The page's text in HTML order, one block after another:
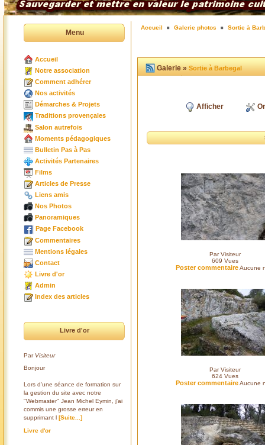
Menu
Accueil
Notre association
Comment adhérer
Nos activités
Démarches & Projets
Traditions provençales
Salon autrefois
Moments pédagogiques
Bulletin Pas à Pas
Activités Partenaires
Films
Articles de Presse
Liens amis
Nos Photos
Panoramiques
Page Facebook
Commentaires
Mentions légales
Contact
Livre d'or
Admin
Index des articles
Livre d'or
Par Visiteur
Bonjour
Lors d'une séance de formation sur
la gestion du site avec notre
"Webmaster" Jean Michel Eymin, j'ai
commis une grosse erreur en
supprimant l [Suite...]
Livre d'or
Accueil Galerie photos Sortie à
Galerie »Sortie à Barbegal
Afficher
Par Visiteur
609 Vues
Poster commentaireAucune
Par Visiteur
624 Vues
Poster commentaireAucune